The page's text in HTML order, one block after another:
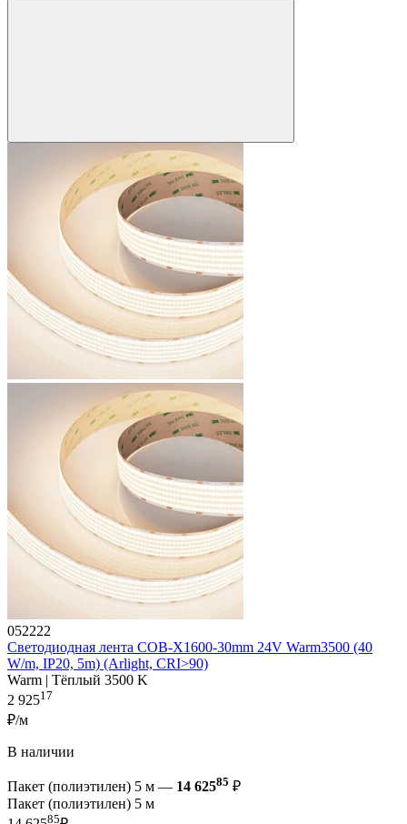
052222
Светодиодная лента COB-X1600-30mm 24V Warm3500 (40
W/m, IP20, 5m) (Arlight, CRI>90)
Warm | Тёплый 3500 K
2 92517
₽/м
В наличии
Пакет (полиэтилен) 5 м — 14 62585 ₽
Пакет (полиэтилен) 5 м
85